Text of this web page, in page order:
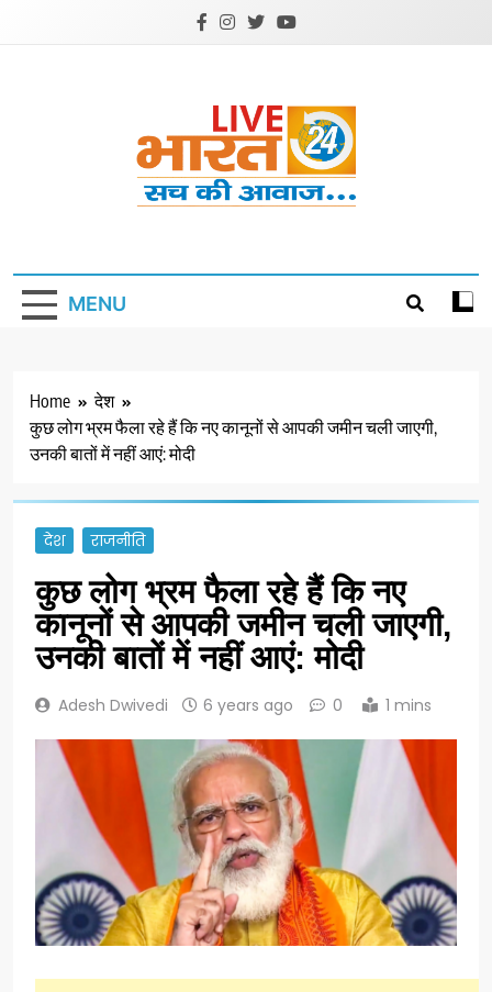
MENU
Home
देश
कुछ लोग भ्रम फैला रहे हैं कि नए कानूनों से आपकी जमीन चली जाएगी,
उनकी बातों में नहीं आएं: मोदी
देश राजनीति
कुछ लोग भ्रम फैला रहे हैं कि नए
कानूनों से आपकी जमीन चली जाएगी,
उनकी बातों में नहीं आएं: मोदी
Adesh Dwivedi 6 years ago 0 1 mins